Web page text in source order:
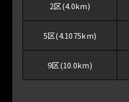
2区(4.0km)
5区(4.1075km)
9区(10.0km)